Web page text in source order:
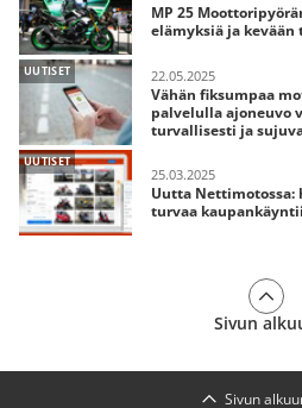
MP 25
elämyksiä ja kevään
UUTISET 22.05.2025
Vähän fiksumpaa
palvelulla ajoneuvo
turvallisesti ja
UUTISET
25.03.2025
Uutta
turvaa
Sivun
Sivun